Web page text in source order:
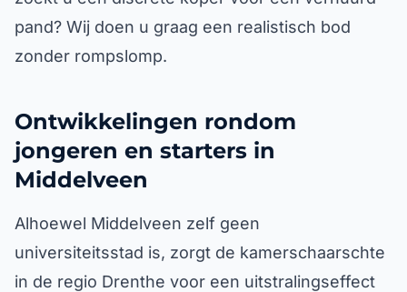
pand? Wij doen u graag een realistisch bod
zonder rompslomp.
Ontwikkelingen rondom
jongeren en starters in
Middelveen
Alhoewel Middelveen zelf geen
universiteitsstad is, zorgt de kamerschaarschte
in de regio Drenthe voor een uitstralingseffect